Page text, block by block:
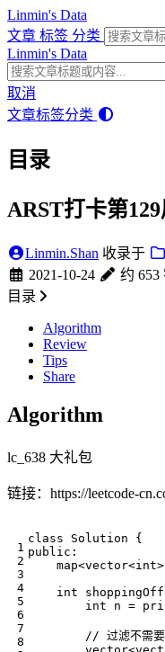
Linmin's Data
文章 标签 分类
Linmin's Data
取消
文章标签分类
目录
ARST打卡第
Linmin.Shan 收录于
2021-10-24
约 653
目录
Algorithm
Review
Tips
Share
Algorithm
lc_638 大礼包
链接：https://leetcode-
class Solution
{
public :
map<vector<int>
int
int
n =